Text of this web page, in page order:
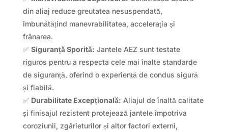
din aliaj reduce greutatea nesuspendată,
îmbunătățind manevrabilitatea, accelerația și
frânarea.
✅ Siguranță Sporită: Jantele AEZ sunt testate
riguros pentru a respecta cele mai înalte standarde
de siguranță, oferind o experiență de condus sigură
și fiabilă.
✅ Durabilitate Excepțională: Aliajul de înaltă calitate
și finisajul rezistent protejează jantele împotriva
coroziunii, zgârieturilor și altor factori externi,